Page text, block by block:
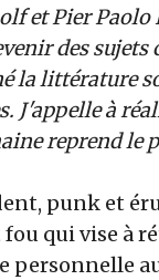
et Pier
des
la littérature
J'appelle à
reprend le
punk et
qui vise à
personnelle